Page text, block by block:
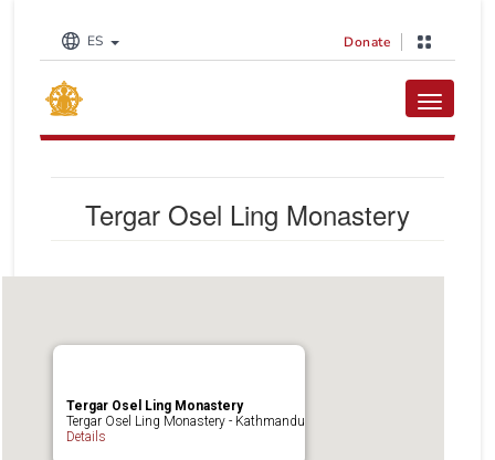
ES Donate
Toggle
Tergar Osel Ling Monastery
Tergar Osel Ling Monastery
Tergar Osel Ling Monastery - Kathmandu
Details